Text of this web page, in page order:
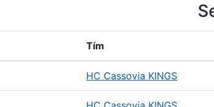
Tím
HC Cassovia KINGS